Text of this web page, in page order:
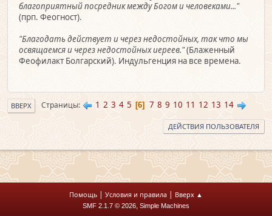
благоприятный посредник между Богом и человеками..."
(прп. Феогност).
"Благодать действует и через недостойных, так что мы
освящаемся и через недостойных иереев."(Блаженный
Феофилакт Болгарский). Индульгенция на все времена.
ВВЕРХ Страницы 1 2 3 4 5 6 7 8 9 10 11 12 13 14
ДЕЙСТВИЯ ПОЛЬЗОВАТЕЛЯ
Помощь | Условия и правила | Вверх ▲
SMF 2.1.7 © 2026, Simple Machines